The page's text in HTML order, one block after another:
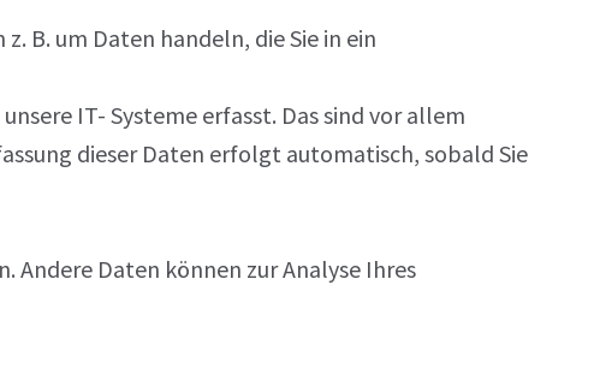
B. um Daten handeln, die Sie in ein
IT- Systeme erfasst. Das sind vor allem
dieser Daten erfolgt automatisch, sobald Sie
Andere Daten können zur Analyse Ihres